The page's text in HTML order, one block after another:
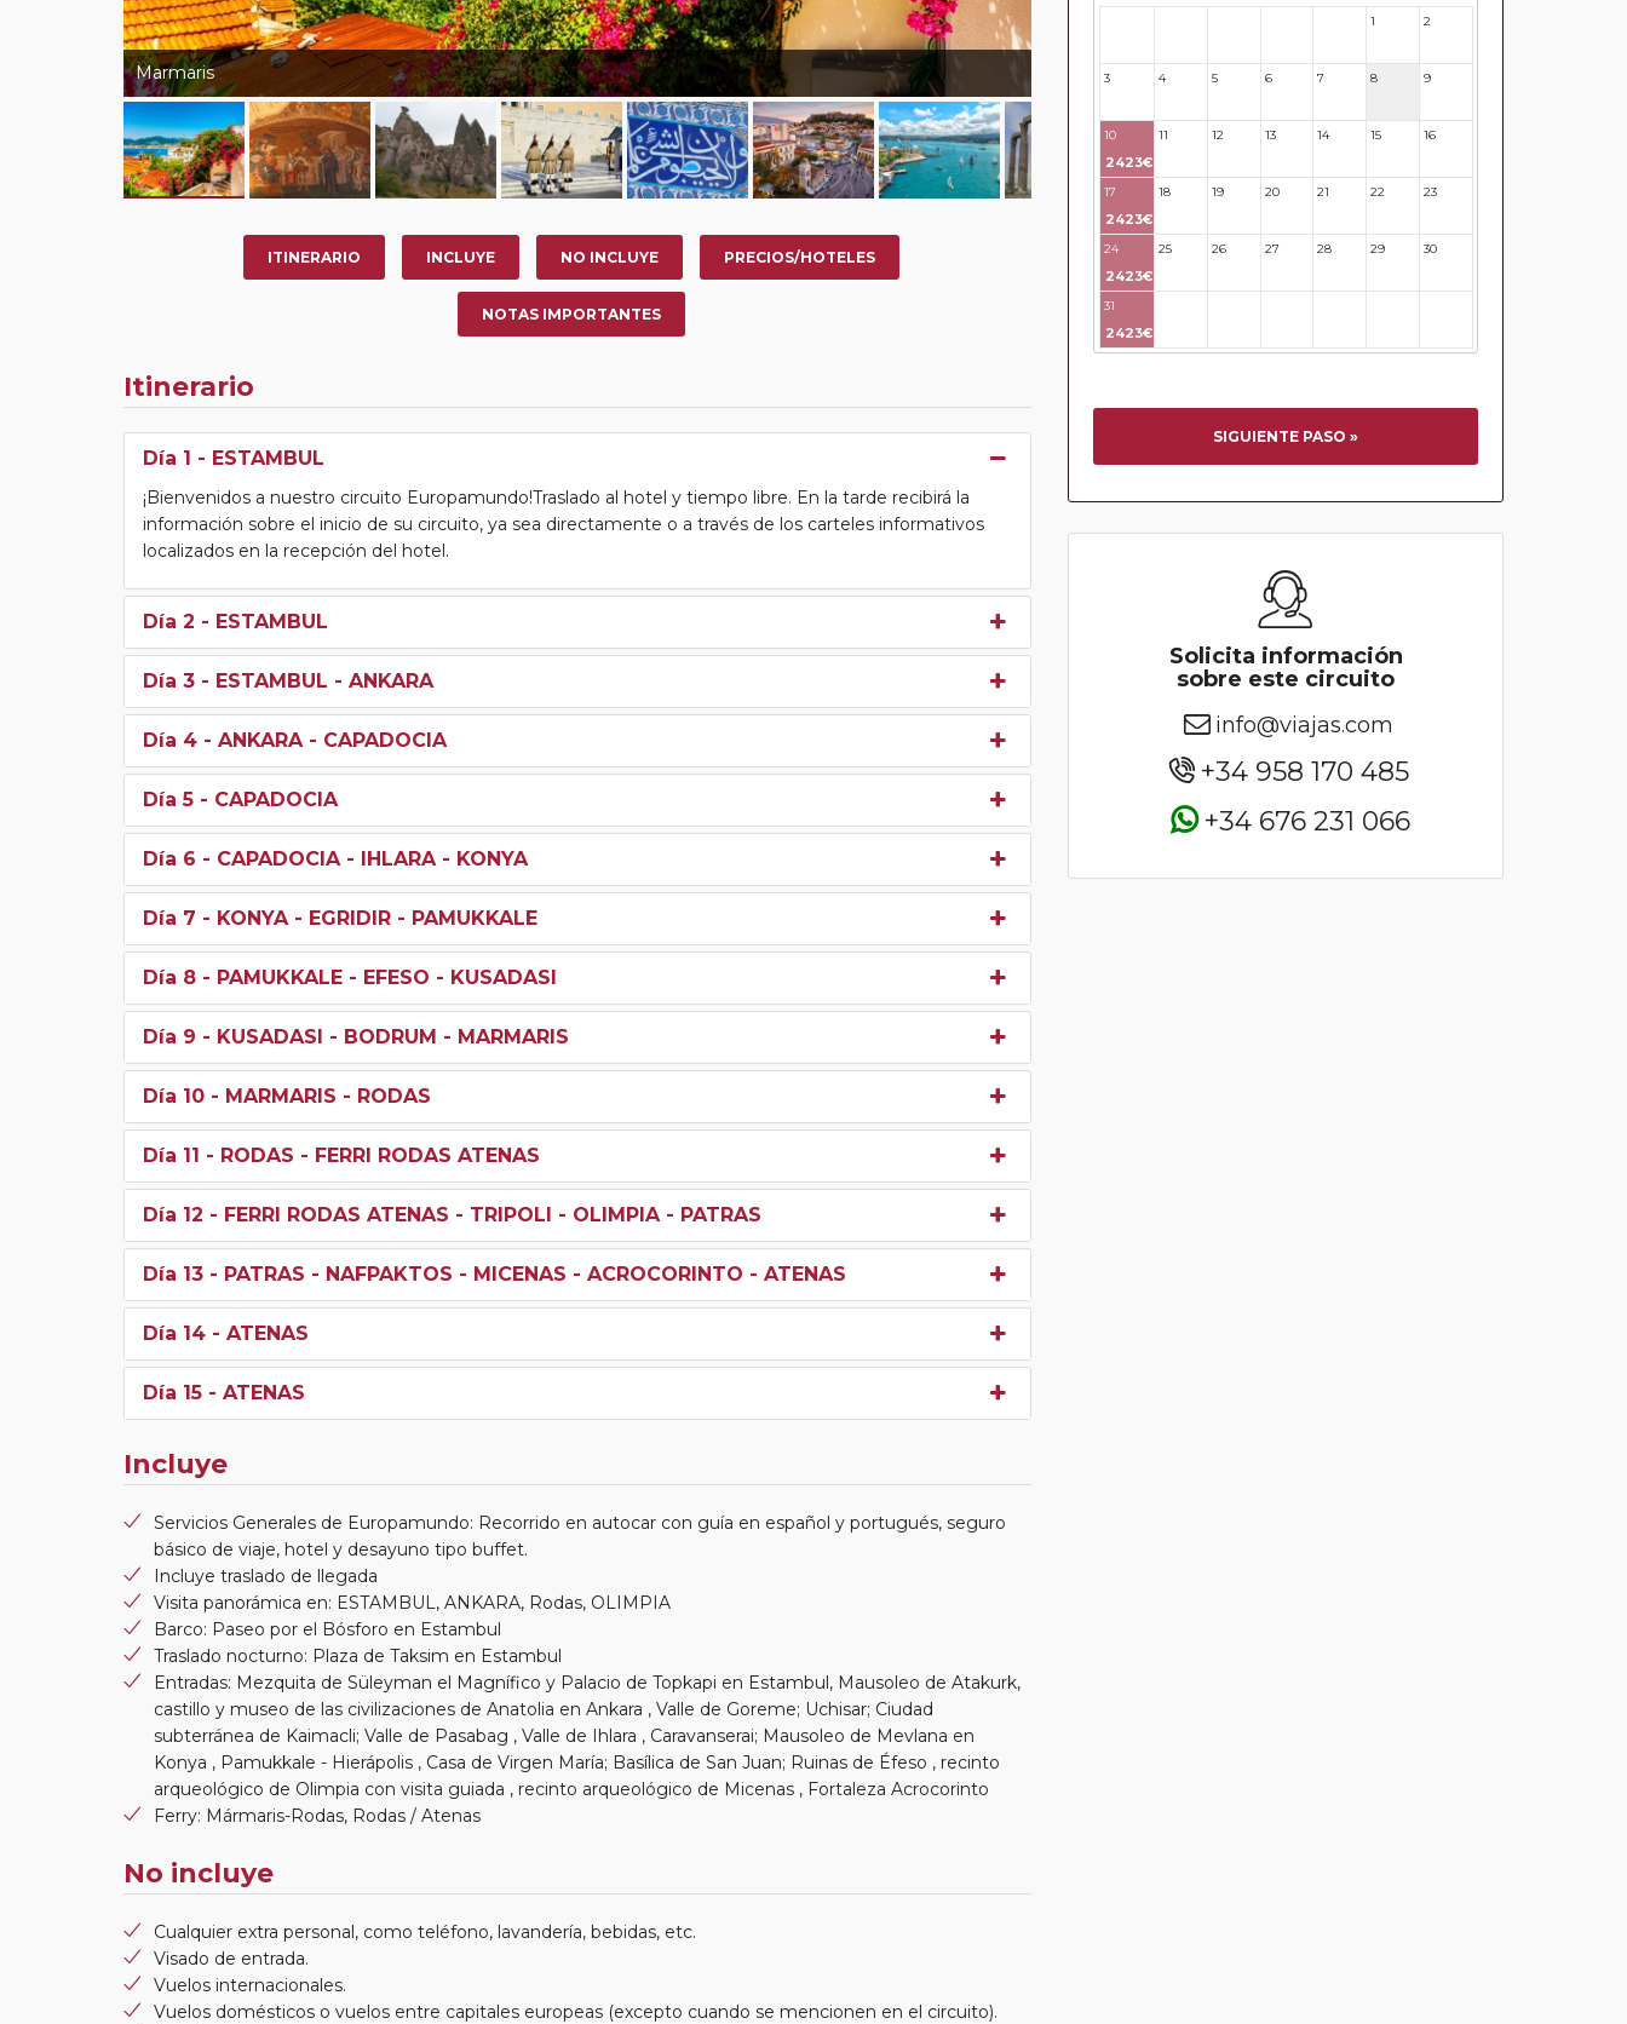
Marmaris
ITINERARIO INCLUYE NO INCLUYE PRECIOS/HOTELES
NOTAS IMPORTANTES
Itinerario
Día 1 - ESTAMBUL
¡Bienvenidos a nuestro circuito Europamundo!Traslado al hotel y tiempo libre. En la tarde recibirá la
información sobre el inicio de su circuito, ya sea directamente o a través de los carteles informativos
localizados en la recepción del hotel.
Día 2 - ESTAMBUL
Día 3 - ESTAMBUL - ANKARA
Día 4 - ANKARA - CAPADOCIA
Día 5 - CAPADOCIA
Día 6 - CAPADOCIA - IHLARA - KONYA
Día 7 - KONYA - EGRIDIR - PAMUKKALE
Día 8 - PAMUKKALE - EFESO - KUSADASI
Día 9 - KUSADASI - BODRUM - MARMARIS
Día 10 - MARMARIS - RODAS
Día 11 - RODAS - FERRI RODAS ATENAS
Día 12 - FERRI RODAS ATENAS - TRIPOLI - OLIMPIA - PATRAS
Día 13 - PATRAS - NAFPAKTOS - MICENAS - ACROCORINTO - ATENAS
Día 14 - ATENAS
Día 15 - ATENAS
Incluye
Servicios Generales de Europamundo: Recorrido en autocar con guía en español y portugués, seguro
básico de viaje, hotel y desayuno tipo buffet.
Incluye traslado de llegada
Visita panorámica en: ESTAMBUL, ANKARA, Rodas, OLIMPIA
Barco: Paseo por el Bósforo en Estambul
Traslado nocturno: Plaza de Taksim en Estambul
Entradas: Mezquita de Süleyman el Magnífico y Palacio de Topkapi en Estambul, Mausoleo de Atakurk,
castillo y museo de las civilizaciones de Anatolia en Ankara , Valle de Goreme; Uchisar; Ciudad
subterránea de Kaimacli; Valle de Pasabag , Valle de Ihlara , Caravanserai; Mausoleo de Mevlana en
Konya , Pamukkale - Hierápolis , Casa de Virgen María; Basílica de San Juan; Ruinas de Éfeso , recinto
arqueológico de Olimpia con visita guiada , recinto arqueológico de Micenas , Fortaleza Acrocorinto
Ferry: Mármaris-Rodas, Rodas / Atenas
No incluye
Cualquier extra personal, como teléfono, lavandería, bebidas, etc.
Visado de entrada.
Vuelos internacionales.
Vuelos domésticos o vuelos entre capitales europeas (excepto cuando se mencionen en el circuito).
1 2
3 4 5 6 7 8 9
10
2423€
11 12 13 14 15 16
17
2423€
18 19 20 21 22 23
24
2423€
25 26 27 28 29 30
31
2423€
SIGUIENTE PASO »
Solicita información
sobre este circuito
info@viajas.com
+34 958 170 485
+34 676 231 066